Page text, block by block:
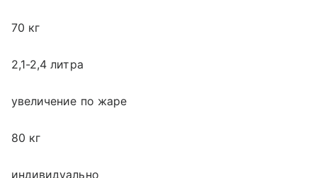
70 кг
2,1-2,4 литра
увеличение по жаре
80 кг
индивидуально